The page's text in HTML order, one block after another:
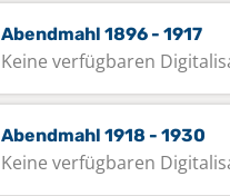
Abendmahl 1896 - 1917
Keine verfügbaren
Abendmahl 1918 - 1930
Keine verfügbaren